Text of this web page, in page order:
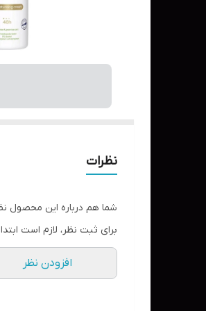
نظرات
شما هم درباره این محصول
برای ثبت نظر، لازم است
افزودن نظر